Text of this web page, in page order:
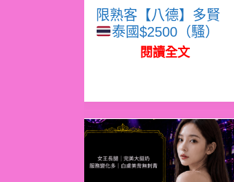
限熟客【八德】多賢
泰國$2500（騷）
閱讀全文